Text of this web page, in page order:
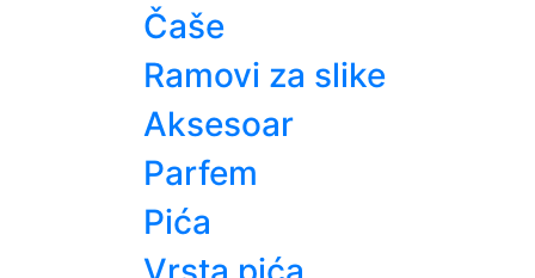
Čaše
Ramovi za slike
Aksesoar
Parfem
Pića